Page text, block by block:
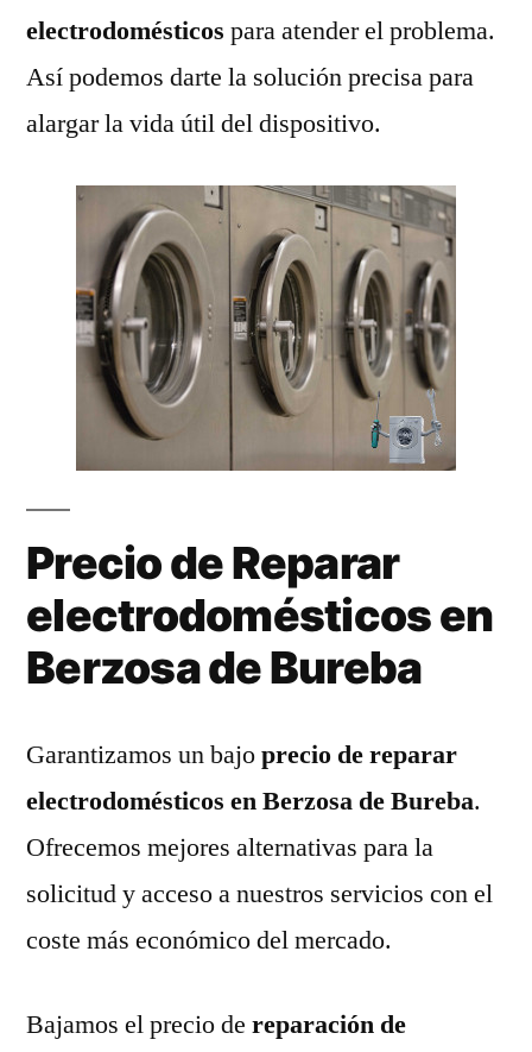
electrodomésticos para atender el problema.
Así podemos darte la solución precisa para
alargar la vida útil del dispositivo.
Precio de Reparar
electrodomésticos en
Berzosa de Bureba
Garantizamos un bajoprecio de reparar
electrodomésticos en Berzosa de Bureba.
Ofrecemos mejores alternativas para la
solicitud y acceso a nuestros servicios con el
coste más económico del mercado.
Bajamos el precio de reparación de